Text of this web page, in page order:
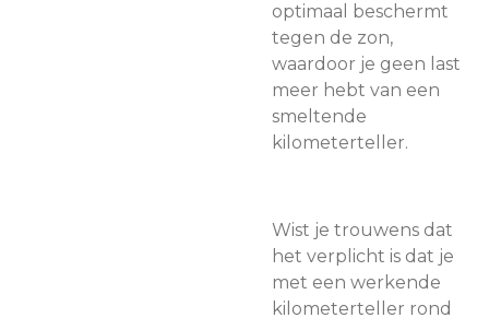
optimaal beschermt
tegen de zon,
waardoor je geen last
meer hebt van een
smeltende
kilometerteller.
Wist je trouwens dat
het verplicht is dat je
met een werkende
kilometerteller rond